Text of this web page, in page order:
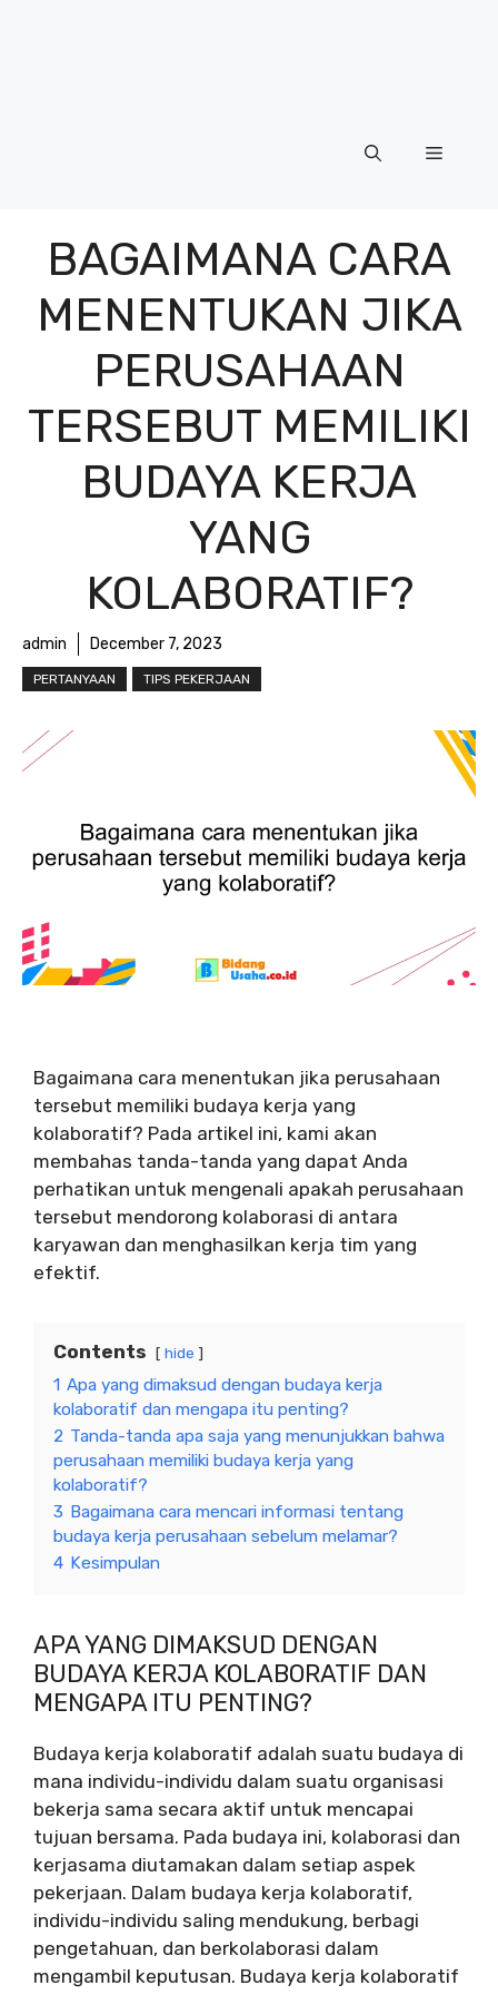
Menu
BAGAIMANA CARA
MENENTUKAN JIKA
PERUSAHAAN
TERSEBUT MEMILIKI
BUDAYA KERJA
YANG
KOLABORATIF?
admin December 7, 2023
PERTANYAAN TIPS PEKERJAAN
Bagaimana cara menentukan jika perusahaan
tersebut memiliki budaya kerja yang
kolaboratif? Pada artikel ini, kami akan
membahas tanda-tanda yang dapat Anda
perhatikan untuk mengenali apakah perusahaan
tersebut mendorong kolaborasi di antara
karyawan dan menghasilkan kerja tim yang
efektif.
Contents hide
1 Apa yang dimaksud dengan budaya kerja
kolaboratif dan mengapa itu penting?
2 Tanda-tanda apa saja yang menunjukkan bahwa
perusahaan memiliki budaya kerja yang
kolaboratif?
3 Bagaimana cara mencari informasi tentang
budaya kerja perusahaan sebelum melamar?
4 Kesimpulan
APA YANG DIMAKSUD DENGAN
BUDAYA KERJA KOLABORATIF DAN
MENGAPA ITU PENTING?
Budaya kerja kolaboratif adalah suatu budaya di
mana individu-individu dalam suatu organisasi
bekerja sama secara aktif untuk mencapai
tujuan bersama. Pada budaya ini, kolaborasi dan
kerjasama diutamakan dalam setiap aspek
pekerjaan. Dalam budaya kerja kolaboratif,
individu-individu saling mendukung, berbagi
pengetahuan, dan berkolaborasi dalam
mengambil keputusan. Budaya kerja kolaboratif